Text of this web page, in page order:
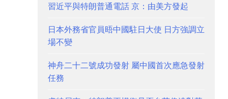
習近平與特朗普通電話 京：由美方發起
日本外務省官員晤中國駐日大使 日方強調立
場不變
神舟二十二號成功發射 屬中國首次應急發射
任務